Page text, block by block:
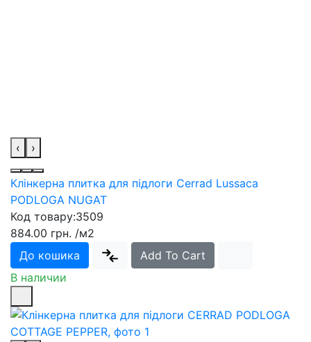
‹ ›
Клінкерна плитка для підлоги Cerrad Lussaca
PODLOGA NUGAT
Код товару:3509
884.00 грн. /м2
До кошика
Add To Cart
В наличии